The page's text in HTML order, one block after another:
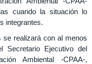
cuando la situación lo
integrantes.
se realizará con al menos
Ejecutivo del
Ambiental -CPAA-,